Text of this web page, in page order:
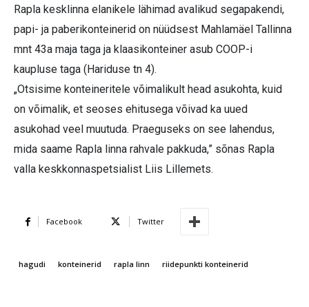
Rapla kesklinna elanikele lähimad avalikud segapakendi,
papi- ja paberikonteinerid on nüüdsest Mahlamäel Tallinna
mnt 43a maja taga ja klaasikonteiner asub COOP-i
kaupluse taga (Hariduse tn 4).
„Otsisime konteineritele võimalikult head asukohta, kuid
on võimalik, et seoses ehitusega võivad ka uued
asukohad veel muutuda. Praeguseks on see lahendus,
mida saame Rapla linna rahvale pakkuda,” sõnas Rapla
valla keskkonnaspetsialist Liis Lillemets.
Facebook Twitter
hagudi konteinerid rapla linn riidepunkti konteinerid